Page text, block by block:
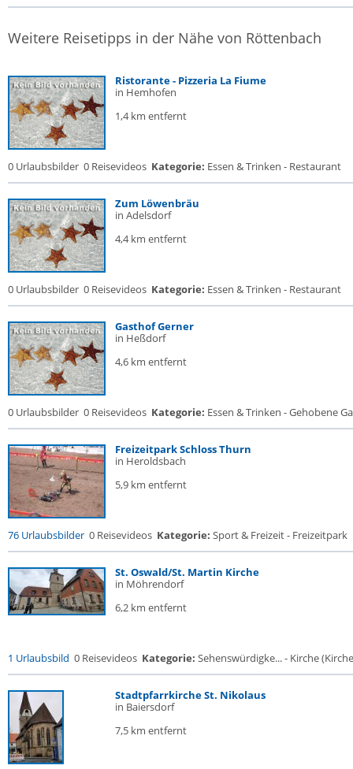
Weitere Reisetipps in der Nähe von Röttenbach
Ristorante - Pizzeria La Fiume
in Hemhofen
1,4 km entfernt
0 Urlaubsbilder 0 Reisevideos Kategorie: Essen & Trinken - Restaurant
Zum Löwenbräu
in Adelsdorf
4,4 km entfernt
0 Urlaubsbilder 0 Reisevideos Kategorie: Essen & Trinken - Restaurant
Gasthof Gerner
in Heßdorf
4,6 km entfernt
0 Urlaubsbilder 0 Reisevideos Kategorie: Essen & Trinken - Gehobene
Freizeitpark Schloss Thurn
in Heroldsbach
5,9 km entfernt
76 Urlaubsbilder 0 Reisevideos Kategorie: Sport & Freizeit - Freizeitpark
St. Oswald/St. Martin Kirche
in Möhrendorf
6,2 km entfernt
1 Urlaubsbild 0 Reisevideos Kategorie: Sehenswürdigke... - Kirche
Stadtpfarrkirche St. Nikolaus
in Baiersdorf
7,5 km entfernt